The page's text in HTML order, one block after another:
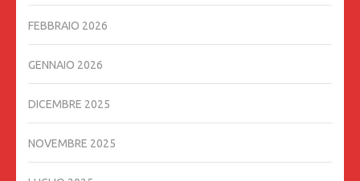
FEBBRAIO 2026
GENNAIO 2026
DICEMBRE 2025
NOVEMBRE 2025